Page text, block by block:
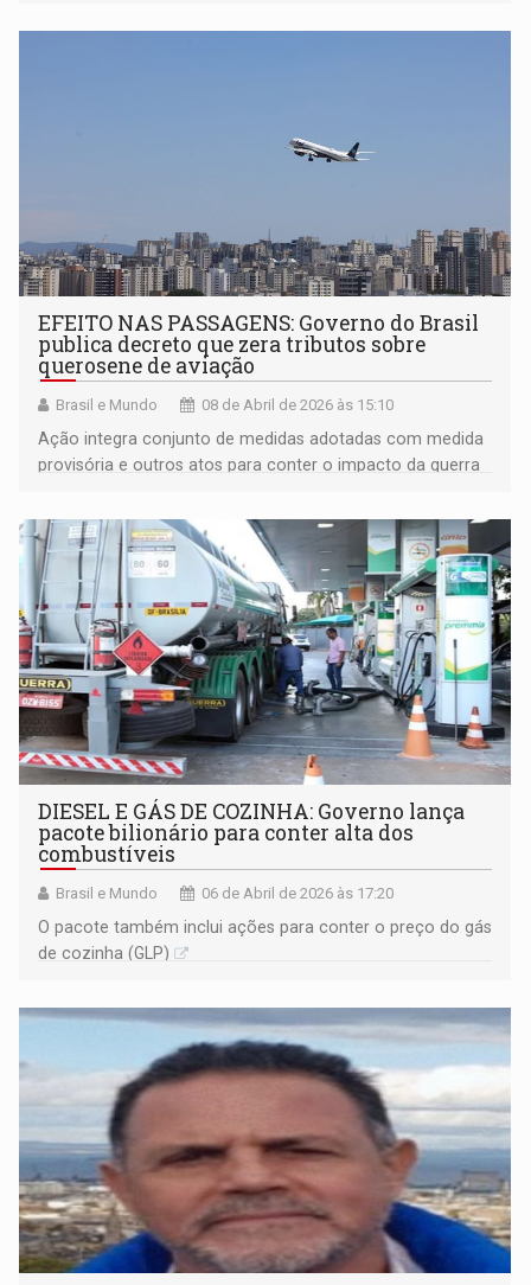
EFEITO NAS PASSAGENS: Governo do Brasil
publica decreto que zera tributos sobre
querosene de aviação
Brasil e Mundo 08 de Abril de 2026 às 15:10
Ação integra conjunto de medidas adotadas com medida
provisória e outros atos para conter o impacto da guerra
DIESEL E GÁS DE COZINHA: Governo lança
pacote bilionário para conter alta dos
combustíveis
Brasil e Mundo 06 de Abril de 2026 às 17:20
O pacote também inclui ações para conter o preço do gás
de cozinha (GLP)